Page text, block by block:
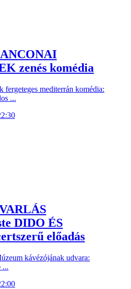
zenés komédia
fergeteges mediterrán komédia:
...
DIDO ÉS
előadás
kávézójának udvara:
...